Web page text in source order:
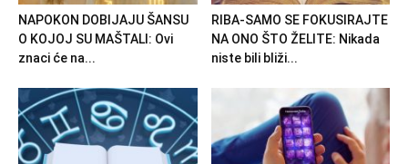
NAPOKON DOBIJAJU ŠANSU
O KOJOJ SU MAŠTALI: Ovi
znaci će na...
RIBA-SAMO SE FOKUSIRAJTE
NA ONO ŠTO ŽELITE: Nikada
niste bili bliži...